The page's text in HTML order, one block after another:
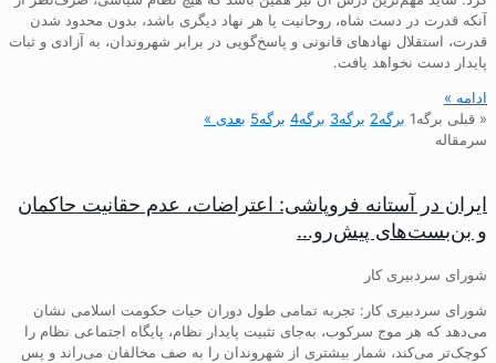
آنکه قدرت در دست شاه، روحانیت یا هر نهاد دیگری باشد، بدون محدود شدن
قدرت، استقلال نهادهای قانونی و پاسخ‌گویی در برابر شهروندان، به آزادی و ثبات
پایدار دست نخواهد یافت.
ادامه »
« قبلی برگه1 برگه2 برگه3 برگه4 برگه5 بعدی »
سرمقاله
ایران در آستانه فروپاشی: اعتراضات، عدم حقانیت حاکمان
و بن‌بست‌های پیش‌رو…
شورای سردبیری کار
شورای سردبیری کار: تجربه تمامی طول دوران حیات حکومت اسلامی نشان
می‌دهد که هر موج سرکوب، به‌جای تثبیت پایدار نظام، پایگاه اجتماعی نظام را
کوچک‌تر می‌کند، شمار بیشتری از شهروندان را به صف مخالفان می‌راند و پس